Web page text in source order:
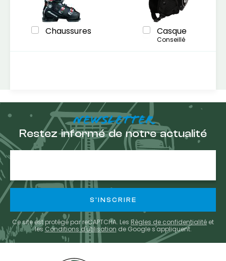
Chaussures Casque
Conseillé
NEWSLETTER
Restez informé de notre actualité
Ce site est protégé par reCAPTCHA. Les Règles de confidentialité et
les Conditions d'utilisation de Google s'appliquent.